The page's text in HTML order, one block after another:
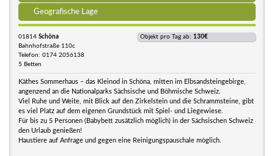
Geografische Lage
01814 Schöna
Bahnhofstraße 110c
Telefon: 0174 2056138
5 Betten
Objekt pro Tag ab: 130€
Käthes Sommerhaus – das Kleinod in Schöna, mitten im Elbsandsteingebirge,
angenzend an die Nationalparks Sächsische und Böhmische Schweiz.
Viel Ruhe und Weite, mit Blick auf den Zirkelstein und die Schrammsteine, gibt
es viel Platz auf dem eigenen Grundstück mit Spiel- und Liegewiese.
Für bis zu 5 Personen (Babybett zusätzlich möglich) in der Sächsischen Schweiz
den Urlaub genießen!
Haustiere auf Anfrage und gegen eine Reinigungspauschale möglich.